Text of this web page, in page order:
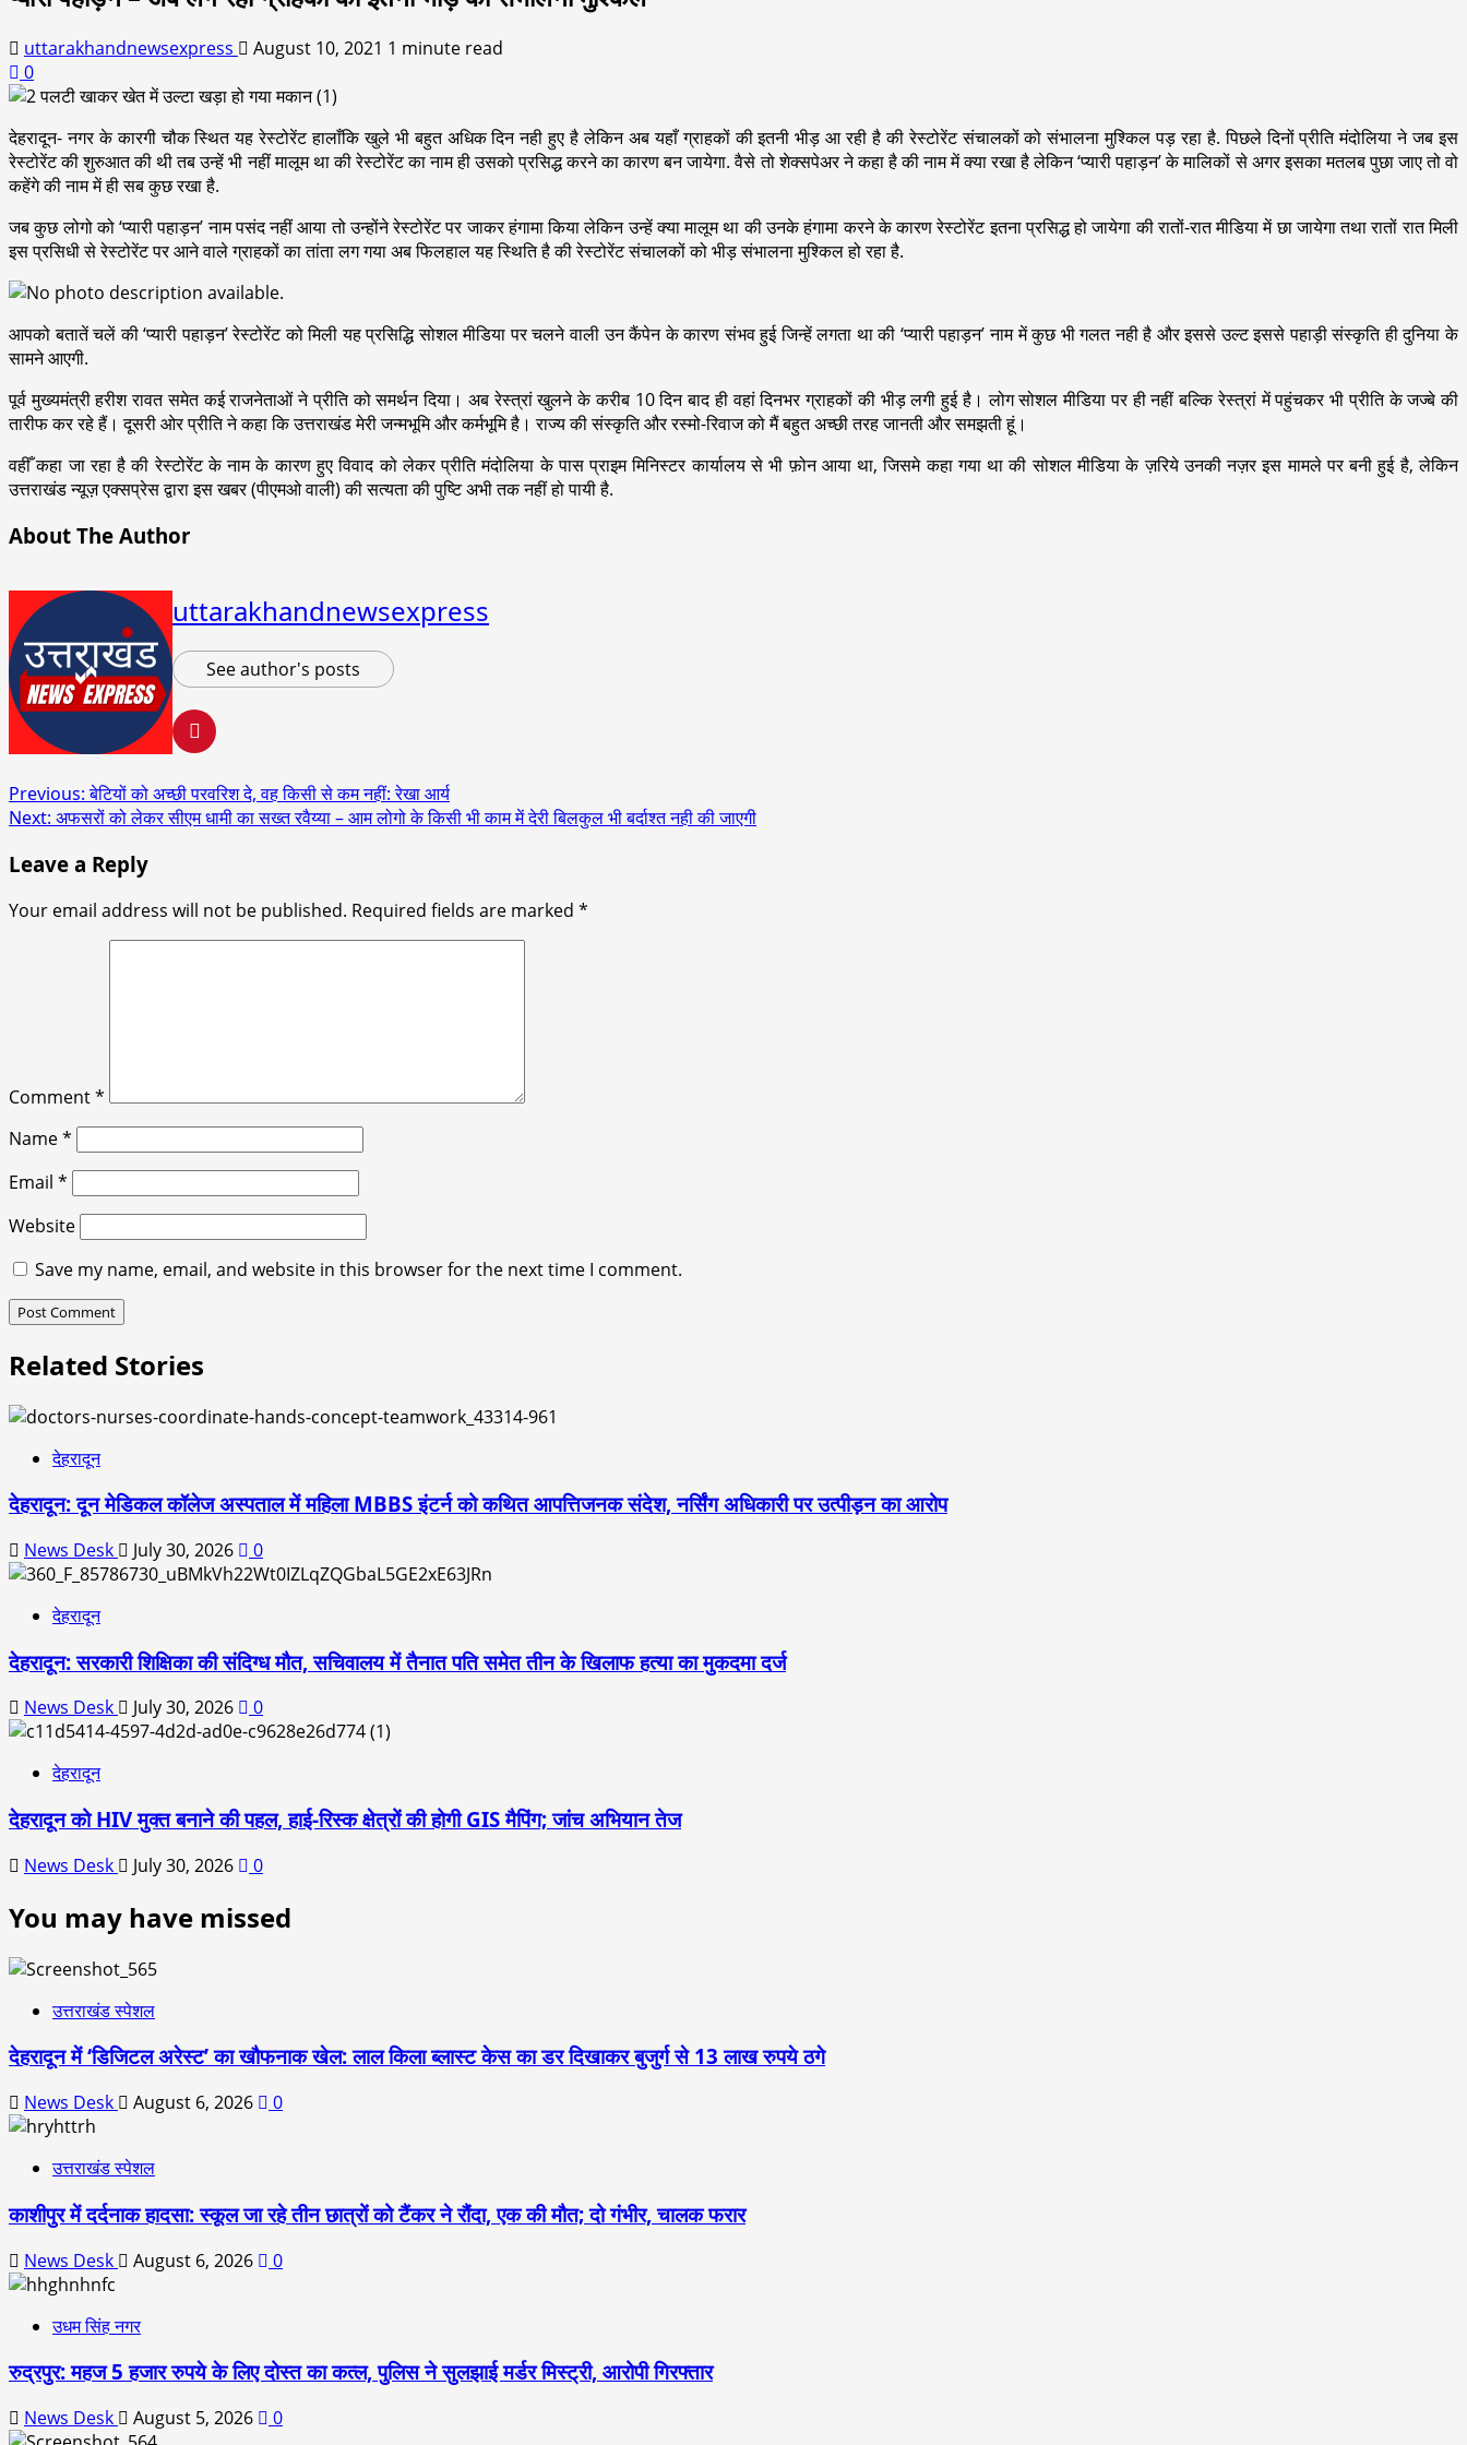
uttarakhandnewsexpress August 10, 2021 1 minute read
0
देहरादून- नगर के कारगी चौक स्थित यह रेस्टोरेंट हालाँकि खुले भी बहुत अधिक दिन नही हुए है लेकिन अब यहाँ ग्राहकों की इतनी भीड़ आ रही है की रेस्टोरेंट संचालकों को संभालना मुश्किल पड़ रहा है. पिछले दिनों प्रीति मंदोलिया ने जब इस
रेस्टोरेंट की शुरुआत की थी तब उन्हें भी नहीं मालूम था की रेस्टोरेंट का नाम ही उसको प्रसिद्ध करने का कारण बन जायेगा. वैसे तो शेक्सपेअर ने कहा है की नाम में क्या रखा है लेकिन ‘प्यारी पहाड़न’ के मालिकों से अगर इसका मतलब पुछा जाए तो वो
कहेंगे की नाम में ही सब कुछ रखा है.
जब कुछ लोगो को ‘प्यारी पहाड़न’ नाम पसंद नहीं आया तो उन्होंने रेस्टोरेंट पर जाकर हंगामा किया लेकिन उन्हें क्या मालूम था की उनके हंगामा करने के कारण रेस्टोरेंट इतना प्रसिद्ध हो जायेगा की रातों-रात मीडिया में छा जायेगा तथा रातों रात मिली
इस प्रसिधी से रेस्टोरेंट पर आने वाले ग्राहकों का तांता लग गया अब फिलहाल यह स्थिति है की रेस्टोरेंट संचालकों को भीड़ संभालना मुश्किल हो रहा है.
आपको बतातें चलें की ‘प्यारी पहाड़न’ रेस्टोरेंट को मिली यह प्रसिद्धि सोशल मीडिया पर चलने वाली उन कैंपेन के कारण संभव हुई जिन्हें लगता था की ‘प्यारी पहाड़न’ नाम में कुछ भी गलत नही है और इससे उल्ट इससे पहाड़ी संस्कृति ही दुनिया के
सामने आएगी.
पूर्व मुख्यमंत्री हरीश रावत समेत कई राजनेताओं ने प्रीति को समर्थन दिया। अब रेस्त्रां खुलने के करीब 10 दिन बाद ही वहां दिनभर ग्राहकों की भीड़ लगी हुई है। लोग सोशल मीडिया पर ही नहीं बल्कि रेस्त्रां में पहुंचकर भी प्रीति के जज्बे की
तारीफ कर रहे हैं। दूसरी ओर प्रीति ने कहा कि उत्तराखंड मेरी जन्मभूमि और कर्मभूमि है। राज्य की संस्कृति और रस्मो-रिवाज को मैं बहुत अच्छी तरह जानती और समझती हूं।
वहीँ कहा जा रहा है की रेस्टोरेंट के नाम के कारण हुए विवाद को लेकर प्रीति मंदोलिया के पास प्राइम मिनिस्टर कार्यालय से भी फ़ोन आया था, जिसमे कहा गया था की सोशल मीडिया के ज़रिये उनकी नज़र इस मामले पर बनी हुई है, लेकिन
उत्तराखंड न्यूज़ एक्सप्रेस द्वारा इस खबर (पीएमओ वाली) की सत्यता की पुष्टि अभी तक नहीं हो पायी है.
About The Author
uttarakhandnewsexpress
See author's posts
Post
navigation
Previous:बेटियों को अच्छी परवरिश दे, वह किसी से कम नहीं: रेखा आर्य
Next: अफसरों को लेकर सीएम धामी का सख्त रवैय्या – आम लोगो के किसी भी काम में देरी बिलकुल भी बर्दाश्त नही की जाएगी
Leave a Reply
Your email address will not be published. Required fields are marked *
Comment*
Name*
Email *
Website
Save my name, email, and website in this browser for the next time I comment.
Related Stories
देहरादून
देहरादून: दून मेडिकल कॉलेज अस्पताल में महिला MBBS इंटर्न को कथित आपत्तिजनक संदेश, नर्सिंग अधिकारी पर उत्पीड़न का आरोप
News Desk July 30, 2026 0
देहरादून
देहरादून: सरकारी शिक्षिका की संदिग्ध मौत, सचिवालय में तैनात पति समेत तीन के खिलाफ हत्या का मुकदमा दर्ज
News Desk July 30, 2026 0
देहरादून
देहरादून को HIV मुक्त बनाने की पहल, हाई-रिस्क क्षेत्रों की होगी GIS मैपिंग; जांच अभियान तेज
News Desk July 30, 2026 0
You may have missed
उत्तराखंड स्पेशल
देहरादून में ‘डिजिटल अरेस्ट’ का खौफनाक खेल: लाल किला ब्लास्ट केस का डर दिखाकर बुजुर्ग से 13 लाख रुपये ठगे
News Desk August 6, 2026 0
उत्तराखंड स्पेशल
काशीपुर में दर्दनाक हादसा: स्कूल जा रहे तीन छात्रों को टैंकर ने रौंदा, एक की मौत; दो गंभीर, चालक फरार
News Desk August 6, 2026 0
उधम सिंह नगर
रुद्रपुर: महज 5 हजार रुपये के लिए दोस्त का कत्ल, पुलिस ने सुलझाई मर्डर मिस्ट्री, आरोपी गिरफ्तार
News Desk August 5, 2026 0